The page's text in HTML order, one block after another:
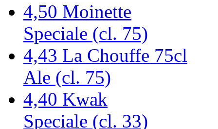
4,50 Moinette
Speciale (cl. 75)
4,43 La Chouffe 75cl
Ale (cl. 75)
4,40 Kwak
Speciale (cl. 33)